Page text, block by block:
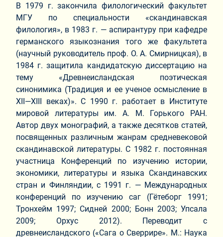
В 1979 г. закончила филологический факультет
МГУ по специальности «скандинавская
филология», в 1983 г. — аспирантуру при кафедре
германского языкознания того же факультета
(научный руководитель проф. О. А. Смирницкая), в
1984 г. защитила кандидатскую диссертацию на
тему «Древнеисландская поэтическая
синонимика (Традиция и ее ученое осмысление в
XII—XIII веках)». С 1990 г. работает в Институте
мировой литературы им. А. М. Горького РАН.
Автор двух монографий, а также десятков статей,
посвященных различным жанрам средневековой
скандинавской литературы. С 1982 г. постоянная
участница Конференций по изучению истории,
экономики, литературы и языка Скандинавских
стран и Финляндии, с 1991 г. — Международных
конференций по изучению саг (Гётеборг 1991;
Тронхейм 1997; Сидней 2000; Бонн 2003; Упсала
2009; Орхус 2012). Переводит с
древнеисландского («Сага о Сверрире». М.: Наука